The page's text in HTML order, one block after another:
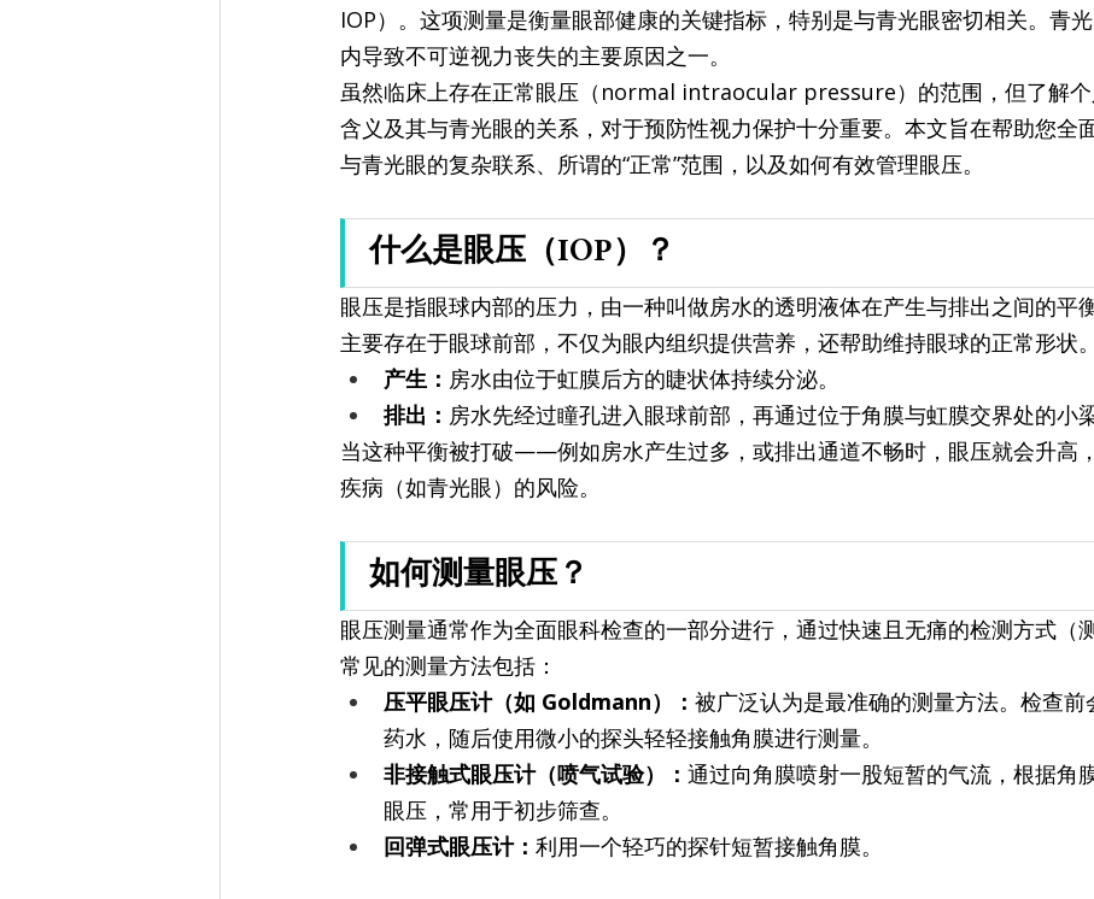
IOP）。这项测量是衡量眼部健康的关键指标，特别是与青光眼密切相关。青
内导致不可逆视力丧失的主要原因之一。
虽然临床上存在正常眼压（normal intraocular pressure）的范围，但了解个
含义及其与青光眼的关系，对于预防性视力保护十分重要。本文旨在帮助您全
与青光眼的复杂联系、所谓的“正常”范围，以及如何有效管理眼压。
什么是眼压（IOP）？
眼压是指眼球内部的压力，由一种叫做房水的透明液体在产生与排出之间的平
主要存在于眼球前部，不仅为眼内组织提供营养，还帮助维持眼球的正常形状。
产生： 房水由位于虹膜后方的睫状体持续分泌。
排出： 房水先经过瞳孔进入眼球前部，再通过位于角膜与虹膜交界处的小
当这种平衡被打破——例如房水产生过多，或排出通道不畅时，眼压就会升高
疾病（如青光眼）的风险。
如何测量眼压？
眼压测量通常作为全面眼科检查的一部分进行，通过快速且无痛的检测方式（
常见的测量方法包括：
压平眼压计（如 Goldmann）： 被广泛认为是最准确的测量方法。检查前
药水，随后使用微小的探头轻轻接触角膜进行测量。
非接触式眼压计（喷气试验）： 通过向角膜喷射一股短暂的气流，根据角
眼压，常用于初步筛查。
回弹式眼压计： 利用一个轻巧的探针短暂接触角膜。